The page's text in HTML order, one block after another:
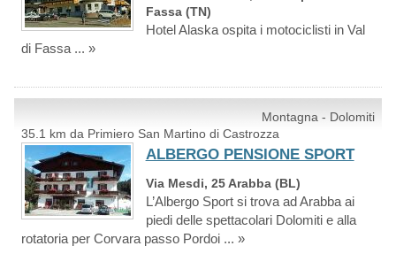
Fassa (TN)
Hotel Alaska ospita i motociclisti in Val
di Fassa ... »
Montagna - Dolomiti
35.1 km da Primiero San Martino di Castrozza
ALBERGO PENSIONE SPORT
Via Mesdi, 25 Arabba (BL)
L’Albergo Sport si trova ad Arabba ai
piedi delle spettacolari Dolomiti e alla
rotatoria per Corvara passo Pordoi ... »